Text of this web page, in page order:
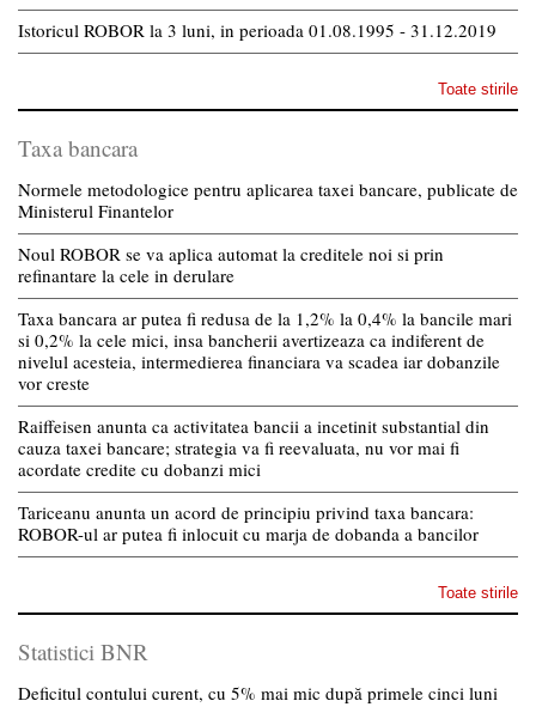
Istoricul ROBOR la 3 luni, in perioada 01.08.1995 - 31.12.2019
Toate stirile
Taxa bancara
Normele metodologice pentru aplicarea taxei bancare, publicate de
Ministerul Finantelor
Noul ROBOR se va aplica automat la creditele noi si prin
refinantare la cele in derulare
Taxa bancara ar putea fi redusa de la 1,2% la 0,4% la bancile mari
si 0,2% la cele mici, insa bancherii avertizeaza ca indiferent de
nivelul acesteia, intermedierea financiara va scadea iar dobanzile
vor creste
Raiffeisen anunta ca activitatea bancii a incetinit substantial din
cauza taxei bancare; strategia va fi reevaluata, nu vor mai fi
acordate credite cu dobanzi mici
Tariceanu anunta un acord de principiu privind taxa bancara:
ROBOR-ul ar putea fi inlocuit cu marja de dobanda a bancilor
Toate stirile
Statistici BNR
Deficitul contului curent, cu 5% mai mic după primele cinci luni